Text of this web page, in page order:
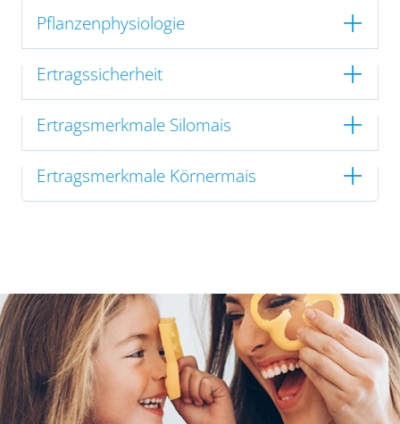
Pflanzenphysiologie
Ertragssicherheit
Ertragsmerkmale Silomais
Ertragsmerkmale Körnermais